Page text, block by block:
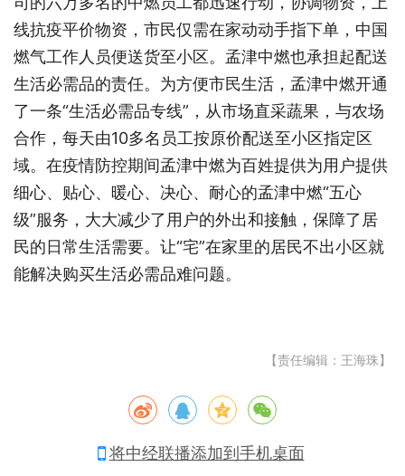
线抗疫平价物资，市民仅需在家动动手指下单，中国
燃气工作人员便送货至小区。孟津中燃也承担起配送
生活必需品的责任。为方便市民生活，孟津中燃开通
了一条“生活必需品专线”，从市场直采蔬果，与农场
合作，每天由10多名员工按原价配送至小区指定区
域。在疫情防控期间孟津中燃为百姓提供为用户提供
细心、贴心、暖心、决心、耐心的孟津中燃“五心
级”服务，大大减少了用户的外出和接触，保障了居
民的日常生活需要。让“宅”在家里的居民不出小区就
能解决购买生活必需品难问题。
【责任编辑：王海珠】
将中经联播添加到手机桌面